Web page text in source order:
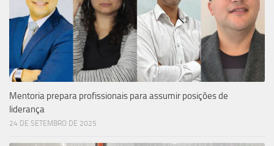
Mentoria prepara profissionais para assumir posições de
liderança
24 DE SETEMBRO DE 2025